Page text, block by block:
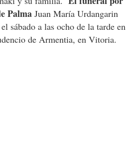
PalmaJuan María Urdangarin
sábado a las ocho de la tarde en
de Armentia, en Vitoria.